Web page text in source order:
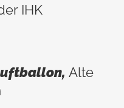
IHK
Alte